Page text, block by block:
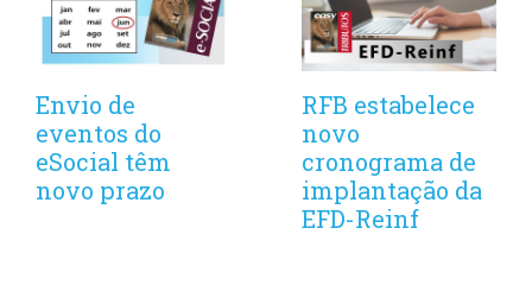
Envio de
eventos do
eSocial têm
novo prazo
RFB estabelece
novo
cronograma de
implantação da
EFD-Reinf